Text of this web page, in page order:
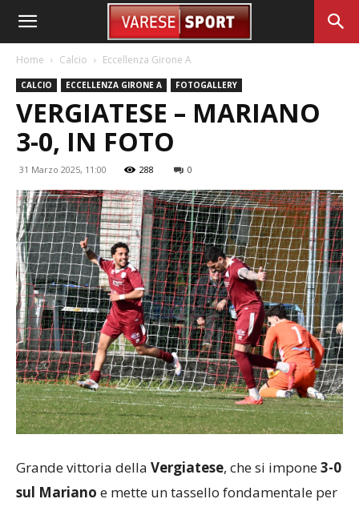
Home Calcio Eccellenza Girone A
CALCIO ECCELLENZA GIRONE A FOTOGALLERY
VERGIATESE – MARIANO
3-0, IN FOTO
31 Marzo 2025, 11:00 288 0
Grande vittoria della Vergiatese, che si impone3-0
sul Mariano e mette un tassello fondamentale per